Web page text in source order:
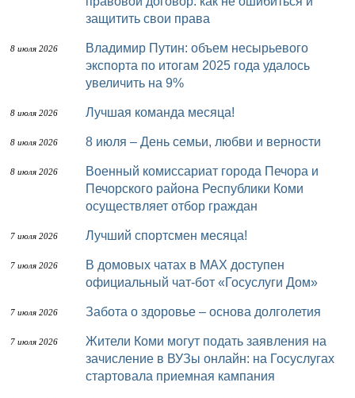
защитить свои права
8 июля 2026
Владимир Путин: объем несырьевого
экспорта по итогам 2025 года удалось
увеличить на 9%
8 июля 2026 Лучшая команда месяца!
8 июля 2026 8 июля – День семьи, любви и верности
8 июля 2026
Военный комиссариат города Печора и
Печорского района Республики Коми
осуществляет отбор граждан
7 июля 2026 Лучший спортсмен месяца!
7 июля 2026
В домовых чатах в МАХ доступен
официальный чат-бот «Госуслуги Дом»
7 июля 2026 Забота о здоровье – основа долголетия
7 июля 2026
Жители Коми могут подать заявления на
зачисление в ВУЗы онлайн: на Госуслугах
стартовала приемная кампания